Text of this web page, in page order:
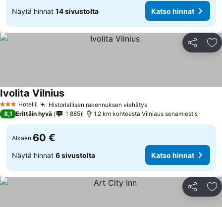
Näytä hinnat 14 sivustolta Katso hinnat
Jaa
3 Tähtiluokitus
Hotelli Historiallisen rakennuksen viehätysKatso hinnat
Ivolita VilniusKatso hinnat
8,1 Erittäin hyvä 1 885 1.2 km kohteesta Vilniaus senamiestis
Alkaen 60 €
Näytä hinnat 6 sivustolta Katso hinnat
Jaa